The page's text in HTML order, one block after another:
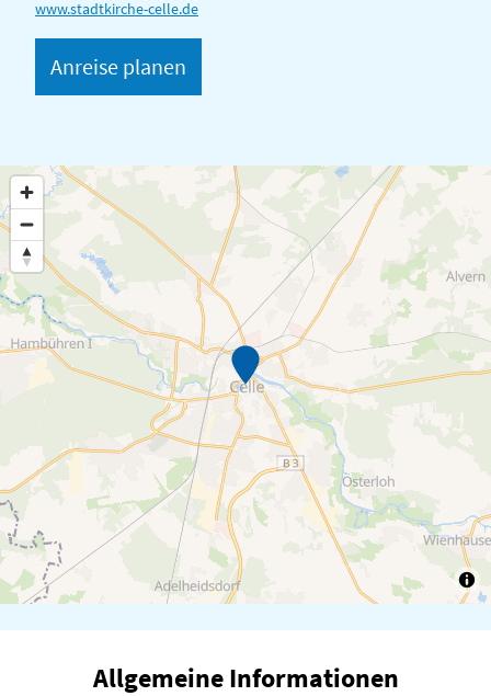
www.stadtkirche-celle.de
Anreise planen
Allgemeine Informationen